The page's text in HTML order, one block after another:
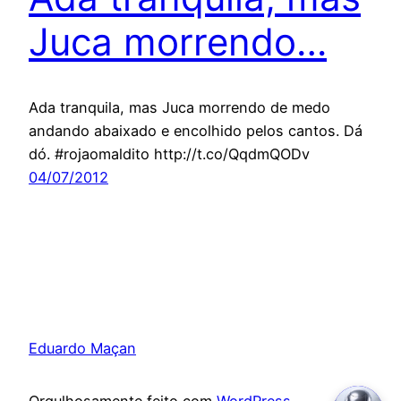
Juca morrendo…
Ada tranquila, mas Juca morrendo de medo
andando abaixado e encolhido pelos cantos. Dá
dó. #rojaomaldito http://t.co/QqdmQODv
04/07/2012
Eduardo Maçan